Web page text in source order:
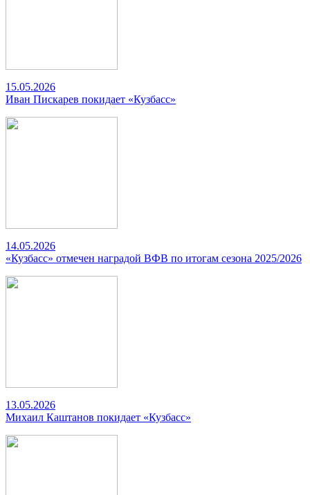
15.05.2026
Иван Пискарев покидает «Кузбасс»
14.05.2026
«Кузбасс» отмечен наградой ВФВ по итогам сезона 2025/2026
13.05.2026
Михаил Каштанов покидает «Кузбасс»